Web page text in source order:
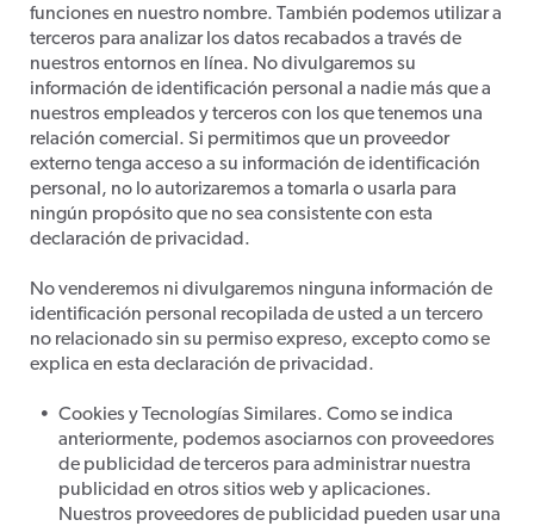
funciones en nuestro nombre. También podemos utilizar a
terceros para analizar los datos recabados a través de
nuestros entornos en línea. No divulgaremos su
información de identificación personal a nadie más que a
nuestros empleados y terceros con los que tenemos una
relación comercial. Si permitimos que un proveedor
externo tenga acceso a su información de identificación
personal, no lo autorizaremos a tomarla o usarla para
ningún propósito que no sea consistente con esta
declaración de privacidad.
No venderemos ni divulgaremos ninguna información de
identificación personal recopilada de usted a un tercero
no relacionado sin su permiso expreso, excepto como se
explica en esta declaración de privacidad.
Cookies y Tecnologías Similares. Como se indica
anteriormente, podemos asociarnos con proveedores
de publicidad de terceros para administrar nuestra
publicidad en otros sitios web y aplicaciones.
Nuestros proveedores de publicidad pueden usar una